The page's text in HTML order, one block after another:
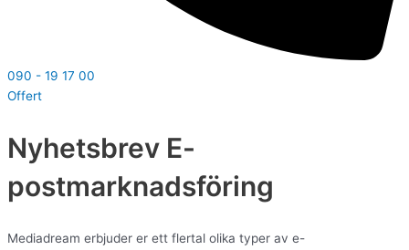
090 - 19 17 00
Offert
Nyhetsbrev E-
postmarknadsföring
Mediadream erbjuder er ett flertal olika typer av e-